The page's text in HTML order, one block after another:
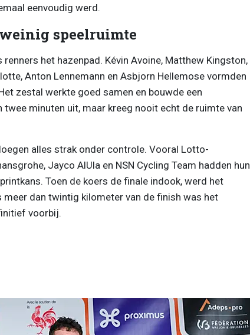
eenvoudig werd.
speelruimte
het hazenpad. Kévin Avoine, Matthew Kingston,
Anton Lennemann en Asbjorn Hellemose vormden
zestal werkte goed samen en bouwde een
minuten uit, maar kreeg nooit echt de ruimte van
alles strak onder controle. Vooral Lotto-
Jayco AlUla en NSN Cycling Team hadden hun
Toen de koers de finale indook, werd het
meer dan twintig kilometer van de finish was het
voorbij.